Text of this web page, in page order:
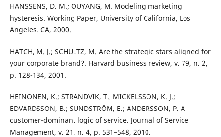
HANSSENS, D. M.; OUYANG, M. Modeling marketing
hysteresis. Working Paper, University of California, Los
Angeles, CA, 2000.
HATCH, M. J.; SCHULTZ, M. Are the strategic stars aligned for
your corporate brand?. Harvard business review, v. 79, n. 2,
p. 128-134, 2001.
HEINONEN, K.; STRANDVIK, T.; MICKELSSON, K. J.;
EDVARDSSON, B.; SUNDSTRÖM, E.; ANDERSSON, P. A
customer-dominant logic of service. Journal of Service
Management, v. 21, n. 4, p. 531–548, 2010.